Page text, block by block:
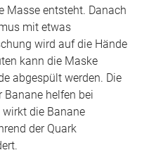
Masse entsteht. Danach
mit etwas
wird auf die Hände
kann die Maske
abgespült werden. Die
helfen bei
die Banane
der Quark